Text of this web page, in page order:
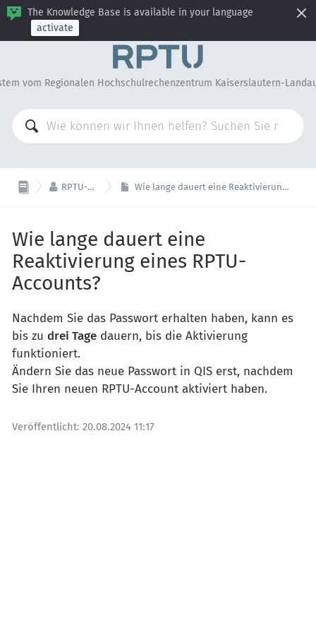
The Knowledge Base is available in your language
activate
vom Regionalen Hochschulrechenzentrum Kaiserslautern-
 RPTU-Account Wie lange dauert eine Reaktivierung eines RPTU-Accounts?
Wie lange dauert eine
Reaktivierung eines RPTU-
Accounts?
Nachdem Sie das Passwort erhalten haben, kann es
bis zu drei Tage dauern, bis die Aktivierung
funktioniert.
Ändern Sie das neue Passwort in QIS erst, nachdem
Sie Ihren neuen RPTU-Account aktiviert haben.
Veröffentlicht: 20.08.2024 11:17